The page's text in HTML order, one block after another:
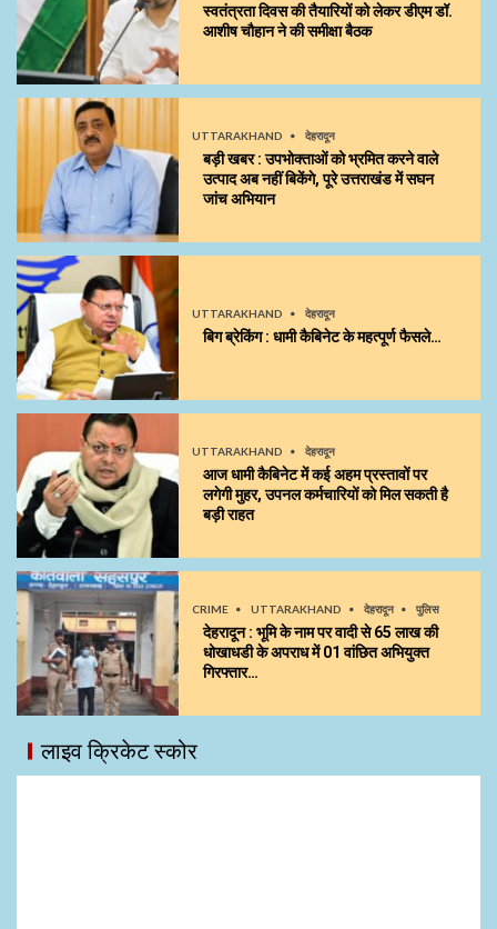
स्वतंत्रता दिवस की तैयारियों को लेकर डीएम डॉ.
आशीष चौहान ने की समीक्षा बैठक
UTTARAKHAND देहरादून
बड़ी खबर : उपभोक्ताओं को भ्रमित करने वाले
उत्पाद अब नहीं बिकेंगे, पूरे उत्तराखंड में सघन
जांच अभियान
UTTARAKHAND देहरादून
बिग ब्रेकिंग : धामी कैबिनेट के महत्पूर्ण फैसले…
UTTARAKHAND देहरादून
आज धामी कैबिनेट में कई अहम प्रस्तावों पर
लगेगी मुहर, उपनल कर्मचारियों को मिल सकती है
बड़ी राहत
CRIME UTTARAKHAND देहरादून पुलिस
देहरादून : भूमि के नाम पर वादी से 65 लाख की
धोखाधडी के अपराध में 01 वांछित अभियुक्त
गिरफ्तार…
लाइव क्रिकेट स्कोर